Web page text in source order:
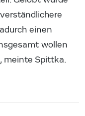
einen
wollen
meinte Spittka.